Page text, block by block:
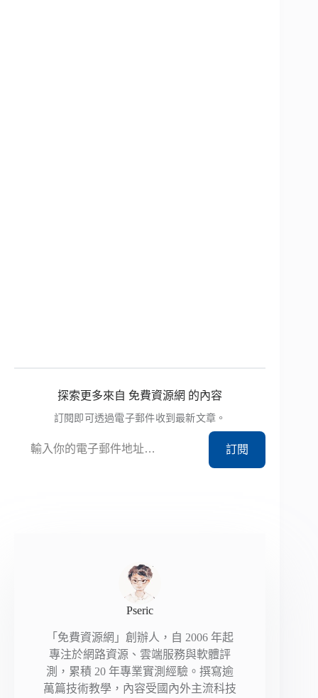
探索更多來自 免費資源網 的內容
訂閱即可透過電子郵件收到最新文章。
訂閱
Pseric
「免費資源網」創辦人，自 2006 年起
專注於網路資源、雲端服務與軟體評
測，累積 20 年專業實測經驗。撰寫逾
萬篇技術教學，內容受國內外主流科技